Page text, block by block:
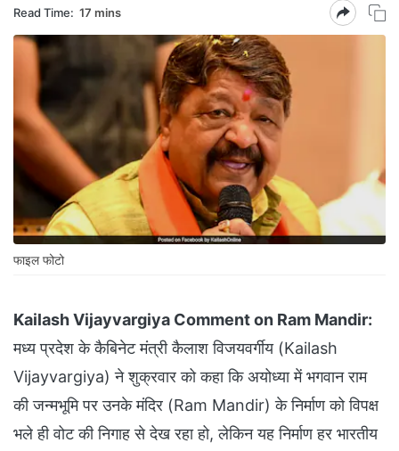
Read Time: 17 mins
फाइल फोटो
Kailash Vijayvargiya Comment on Ram Mandir:
मध्य प्रदेश के कैबिनेट मंत्री कैलाश विजयवर्गीय (Kailash
Vijayvargiya) ने शुक्रवार को कहा कि अयोध्या में भगवान राम
की जन्मभूमि पर उनके मंदिर (Ram Mandir) के निर्माण को विपक्ष
भले ही वोट की निगाह से देख रहा हो, लेकिन यह निर्माण हर भारतीय